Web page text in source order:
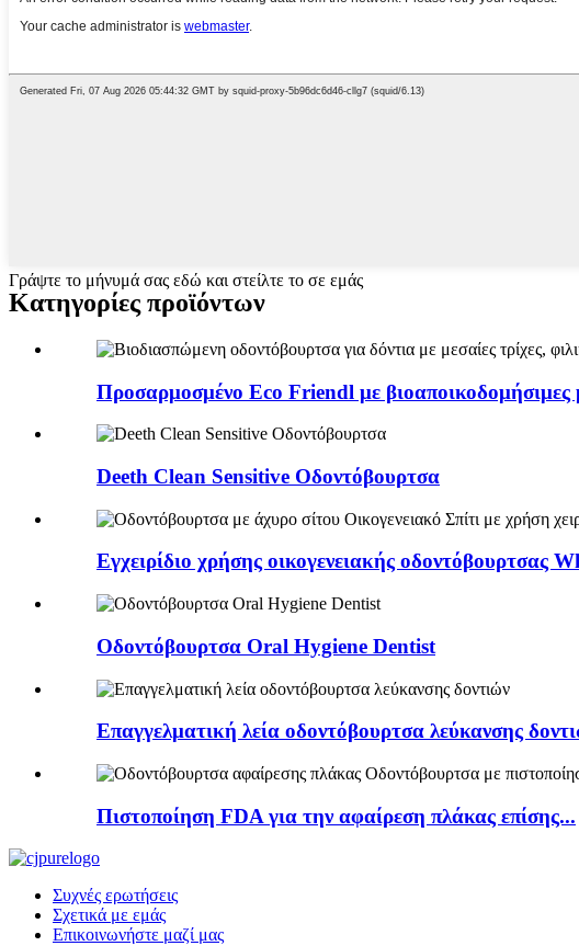
Γράψτε το μήνυμά σας εδώ και στείλτε το σε εμάς
Κατηγορίες προϊόντων
Προσαρμοσμένο Eco Friendl με βιοαποικοδομήσιμες
Deeth Clean Sensitive Οδοντόβουρτσα
Εγχειρίδιο χρήσης οικογενειακής
Οδοντόβουρτσα Oral Hygiene Dentist
Επαγγελματική λεία οδοντόβουρτσα λεύκανσης
Πιστοποίηση FDA για την αφαίρεση πλάκας επίσης...
Συχνές ερωτήσεις
Σχετικά με εμάς
Επικοινωνήστε μαζί μας